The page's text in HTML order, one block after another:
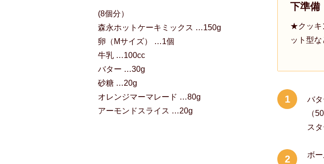
(8個分）
森永ホットケーキミックス …150g
卵（Mサイズ） …1個
牛乳 …100cc
バター …30g
砂糖 …20g
オレンジマーマレード …80g
アーモンドスライス …20g
下準備
★クッキ
ット型な
1
バ
（
ス
2
ボ